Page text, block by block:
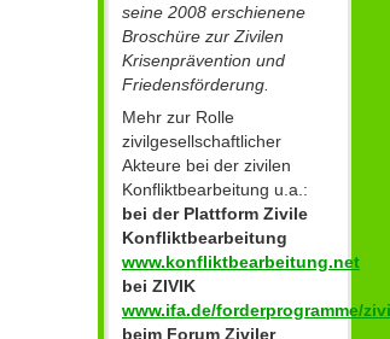
seine 2008 erschienene
Broschüre zur Zivilen
Krisenprävention und
Friedensförderung.
Mehr zur Rolle
zivilgesellschaftlicher
Akteure bei der zivilen
Konfliktbearbeitung u.a.:
bei der Plattform Zivile
Konfliktbearbeitung
www.konfliktbearbeitung.net
bei ZIVIK
www.ifa.de/forderprogramme/
beim Forum Ziviler